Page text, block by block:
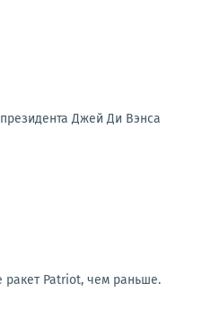
Джей Ди Вэнса
ракет Patriot, чем раньше.